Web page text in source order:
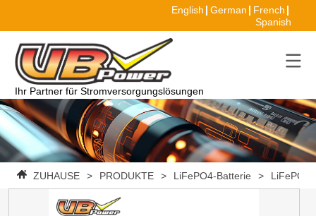
English German
French
Spanish
Ihr Partner für Stromversorgungslösungen
ZUHAUSE > PRODUKTE > LiFePO4-Batterie > LiFePO4